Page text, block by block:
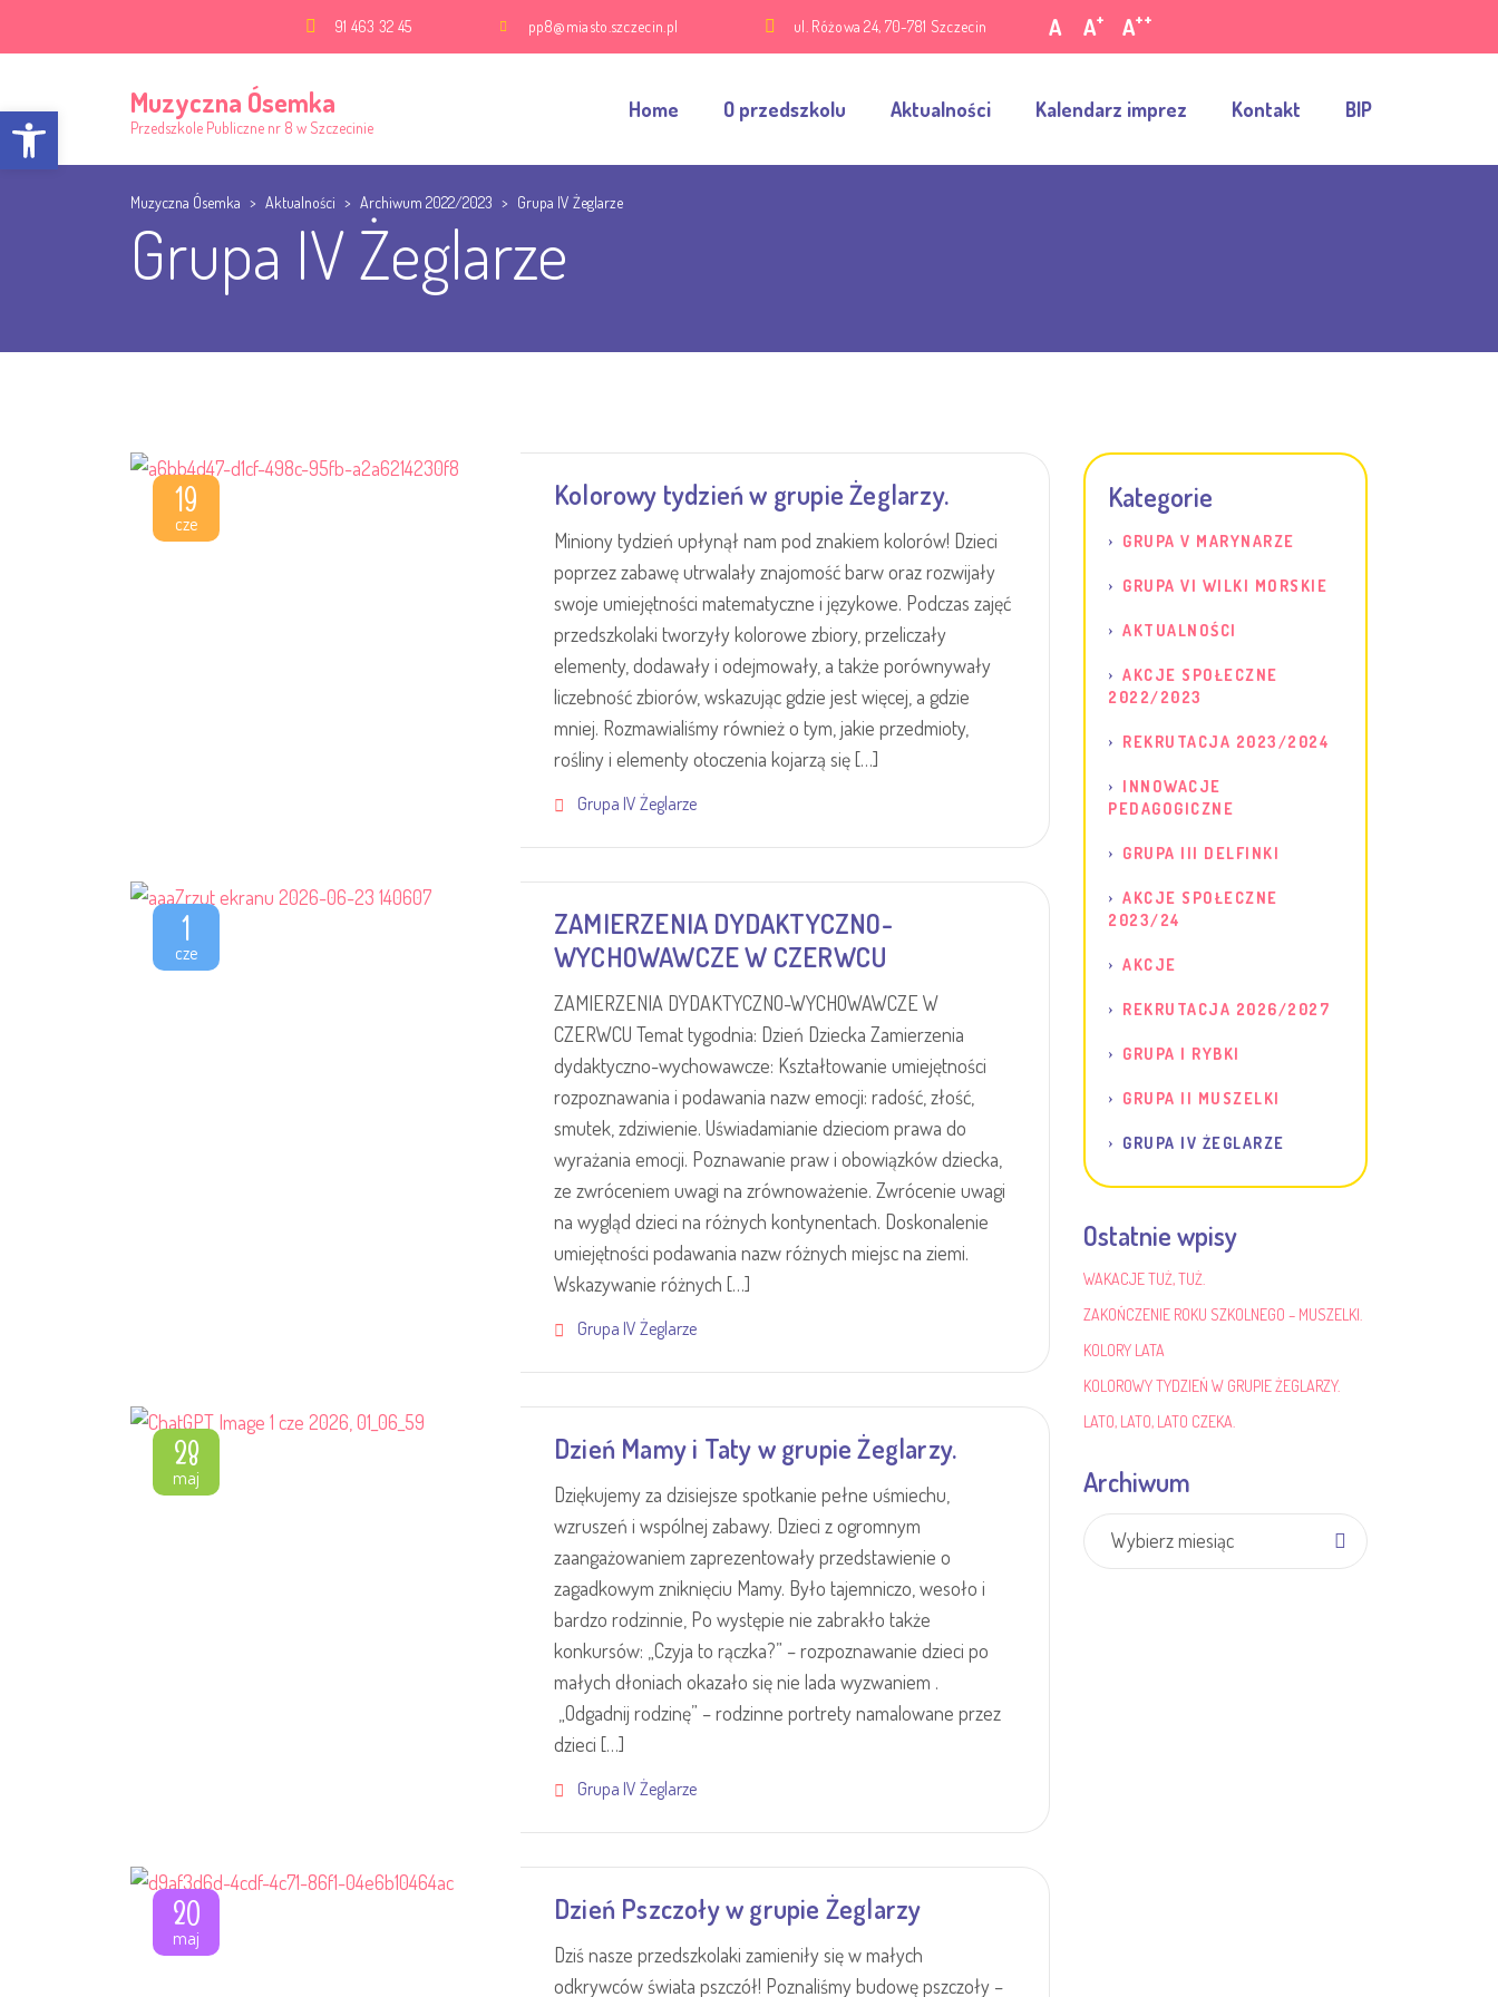
91 463 32 45 pp8@miasto.szczecin.pl ul. Różowa 24, 70-781 Szczecin A A+ A++
Muzyczna Ósemka
Przedszkole Publiczne nr 8 w Szczecinie
Home O przedszkolu Aktualności Kalendarz imprez Kontakt BIP
Muzyczna Ósemka > Aktualności > Archiwum 2022/2023 > Grupa IV Żeglarze
Grupa IV Żeglarze
19
cze
Kolorowy tydzień w grupie Żeglarzy.
Miniony tydzień upłynął nam pod znakiem kolorów! Dzieci
poprzez zabawę utrwalały znajomość barw oraz rozwijały
swoje umiejętności matematyczne i językowe. Podczas zajęć
przedszkolaki tworzyły kolorowe zbiory, przeliczały
elementy, dodawały i odejmowały, a także porównywały
liczebność zbiorów, wskazując gdzie jest więcej, a gdzie
mniej. Rozmawialiśmy również o tym, jakie przedmioty,
rośliny i elementy otoczenia kojarzą się […]
Grupa IV Żeglarze
1
cze
ZAMIERZENIA DYDAKTYCZNO-
WYCHOWAWCZE W CZERWCU
ZAMIERZENIA DYDAKTYCZNO-WYCHOWAWCZE W
CZERWCU Temat tygodnia: Dzień Dziecka Zamierzenia
dydaktyczno-wychowawcze: Kształtowanie umiejętności
rozpoznawania i podawania nazw emocji: radość, złość,
smutek, zdziwienie. Uświadamianie dzieciom prawa do
wyrażania emocji. Poznawanie praw i obowiązków dziecka,
ze zwróceniem uwagi na zrównoważenie. Zwrócenie uwagi
na wygląd dzieci na różnych kontynentach. Doskonalenie
umiejętności podawania nazw różnych miejsc na ziemi.
Wskazywanie różnych […]
Grupa IV Żeglarze
28
maj
Dzień Mamy i Taty w grupie Żeglarzy.
Dziękujemy za dzisiejsze spotkanie pełne uśmiechu,
wzruszeń i wspólnej zabawy. Dzieci z ogromnym
zaangażowaniem zaprezentowały przedstawienie o
zagadkowym zniknięciu Mamy. Było tajemniczo, wesoło i
bardzo rodzinnie, Po występie nie zabrakło także
konkursów: „Czyja to rączka?” – rozpoznawanie dzieci po
małych dłoniach okazało się nie lada wyzwaniem .
„Odgadnij rodzinę” – rodzinne portrety namalowane przez
dzieci […]
Grupa IV Żeglarze
20
maj
Dzień Pszczoły w grupie Żeglarzy
Dziś nasze przedszkolaki zamieniły się w małych
odkrywców świata pszczół! Poznaliśmy budowę pszczoły –
Kategorie
GRUPA V MARYNARZE
GRUPA VI WILKI MORSKIE
AKTUALNOŚCI
AKCJE SPOŁECZNE
2022/2023
REKRUTACJA 2023/2024
INNOWACJE
PEDAGOGICZNE
GRUPA III DELFINKI
AKCJE SPOŁECZNE
2023/24
AKCJE
REKRUTACJA 2026/2027
GRUPA I RYBKI
GRUPA II MUSZELKI
GRUPA IV ŻEGLARZE
Ostatnie wpisy
WAKACJE TUŻ, TUŻ.
ZAKOŃCZENIE ROKU SZKOLNEGO – MUSZELKI.
KOLORY LATA
KOLOROWY TYDZIEŃ W GRUPIE ŻEGLARZY.
LATO, LATO, LATO CZEKA.
Archiwum
Archiwum
Wybierz miesiąc
Open toolbar